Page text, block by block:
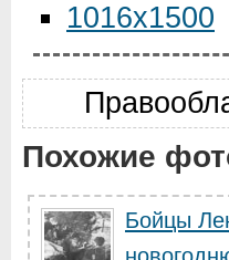
1016x1500
Похожие
Бойцы